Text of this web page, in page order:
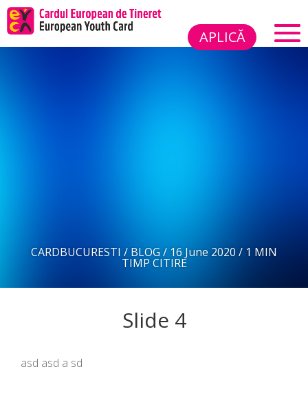
APLICĂ
CARDBUCURESTI /BLOG/ 16 June 2020 / 1 MIN
TIMP CITIRE
Slide 4
asd asd a sd